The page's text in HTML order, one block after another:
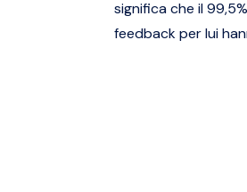
significa che il
feedback per lui